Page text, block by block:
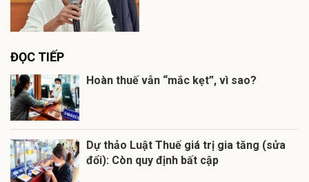
ĐỌC TIẾP
Hoàn thuế vẫn “mắc kẹt”, vì sao?
Dự thảo Luật Thuế giá trị gia tăng (sửa
đổi): Còn quy định bất cập